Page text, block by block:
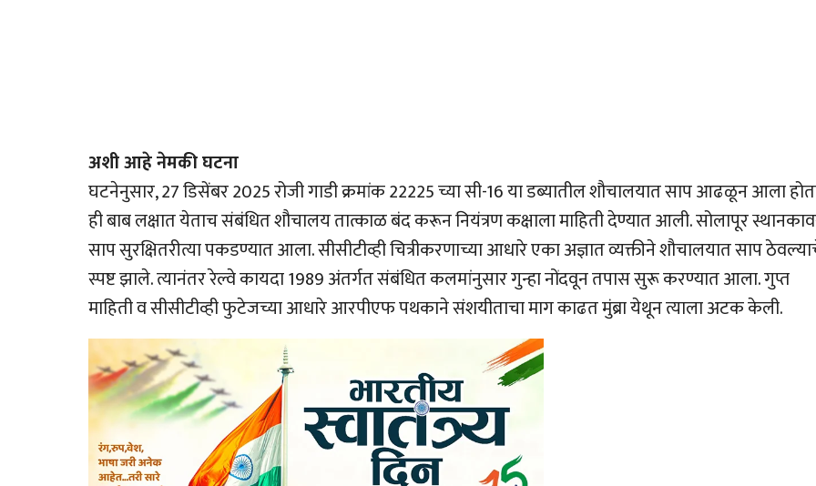
अशी आहे नेमकी घटना
घटनेनुसार, 27 डिसेंबर 2025 रोजी गाडी क्रमांक 22225 च्या सी-16 या डब्यातील शौचालयात साप आढळून आला
ही बाब लक्षात येताच संबंधित शौचालय तात्काळ बंद करून नियंत्रण कक्षाला माहिती देण्यात आली. सोलापूर
साप सुरक्षितरीत्या पकडण्यात आला. सीसीटीव्ही चित्रीकरणाच्या आधारे एका अज्ञात व्यक्तीने शौचालयात साप
स्पष्ट झाले. त्यानंतर रेल्वे कायदा 1989 अंतर्गत संबंधित कलमांनुसार गुन्हा नोंदवून तपास सुरू करण्यात आला. गुप्त
माहिती व सीसीटीव्ही फुटेजच्या आधारे आरपीएफ पथकाने संशयीताचा माग काढत मुंब्रा येथून त्याला अटक केली.